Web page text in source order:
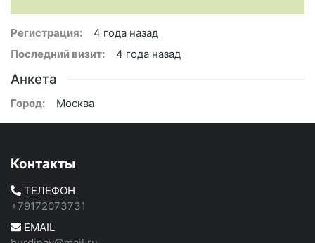
Регистрация:
4 года назад
Последний визит:
4 года назад
Анкета
Город: Москва
Контакты
ТЕЛЕФОН
+79172073731
EMAIL